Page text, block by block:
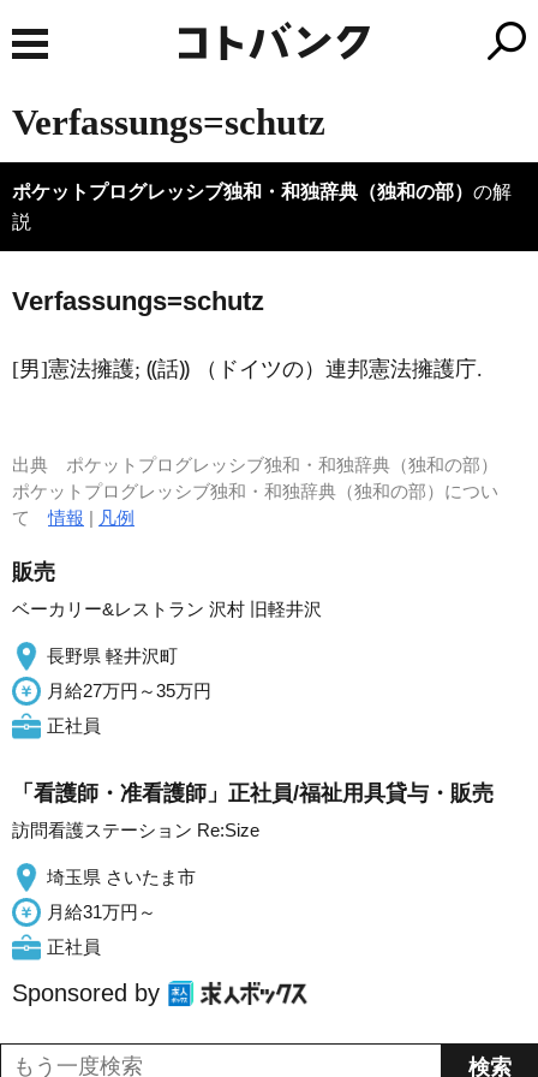
Verfassungs=schutz
ポケットプログレッシブ独和・和独辞典（独和の部） の解
説
Verfassungs=schutz
[男]憲法擁護; ⸨話⸩ （ドイツの）連邦憲法擁護庁.
出典 ポケットプログレッシブ独和・和独辞典（独和の部）
ポケットプログレッシブ独和・和独辞典（独和の部）につい
て情報 | 凡例
販売
ベーカリー&レストラン 沢村 旧軽井沢
長野県 軽井沢町
月給27万円～35万円
正社員
「看護師・准看護師」正社員/福祉用具貸与・販売
訪問看護ステーション Re:Size
埼玉県 さいたま市
月給31万円～
正社員
Sponsored by